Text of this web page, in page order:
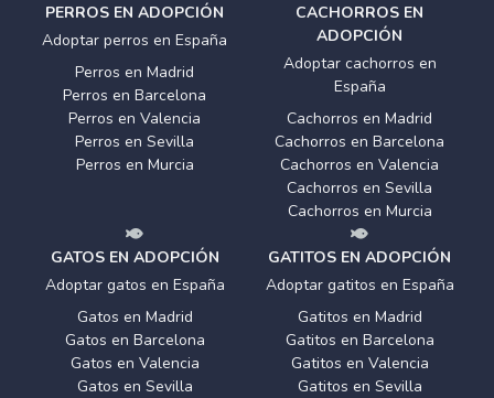
PERROS EN ADOPCIÓN
Adoptar perros en España
Perros en Madrid
Perros en Barcelona
Perros en Valencia
Perros en Sevilla
Perros en Murcia
CACHORROS EN
ADOPCIÓN
Adoptar cachorros en
España
Cachorros en Madrid
Cachorros en Barcelona
Cachorros en Valencia
Cachorros en Sevilla
Cachorros en Murcia
GATOS EN ADOPCIÓN
Adoptar gatos en España
Gatos en Madrid
Gatos en Barcelona
Gatos en Valencia
Gatos en Sevilla
GATITOS EN ADOPCIÓN
Adoptar gatitos en España
Gatitos en Madrid
Gatitos en Barcelona
Gatitos en Valencia
Gatitos en Sevilla